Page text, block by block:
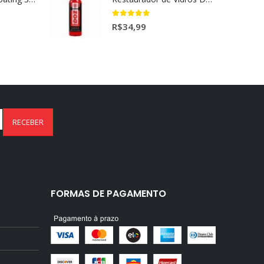
5.00out of 5
R$34,99
FORMAS DE PAGAMENTO